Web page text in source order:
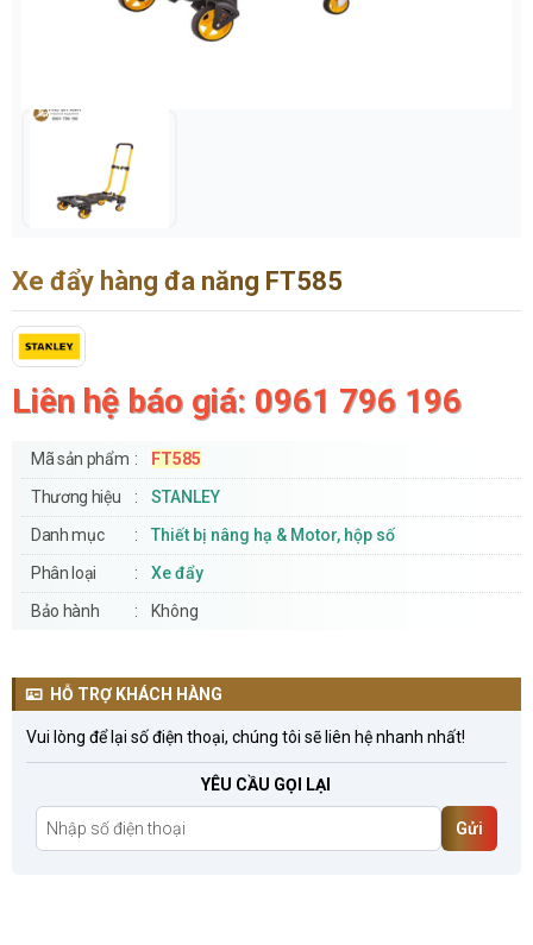
Xe đẩy hàng đa năng FT585
Liên hệ báo giá: 0961 796 196
Mã sản phẩm
FT585
Thương hiệu
STANLEY
Danh mục
Thiết bị nâng hạ & Motor, hộp số
Phân loại
Xe đẩy
Bảo hành
Không
HỖ TRỢ KHÁCH HÀNG
Vui lòng để lại số điện thoại, chúng tôi sẽ liên hệ nhanh nhất!
YÊU CẦU GỌI LẠI
Gửi